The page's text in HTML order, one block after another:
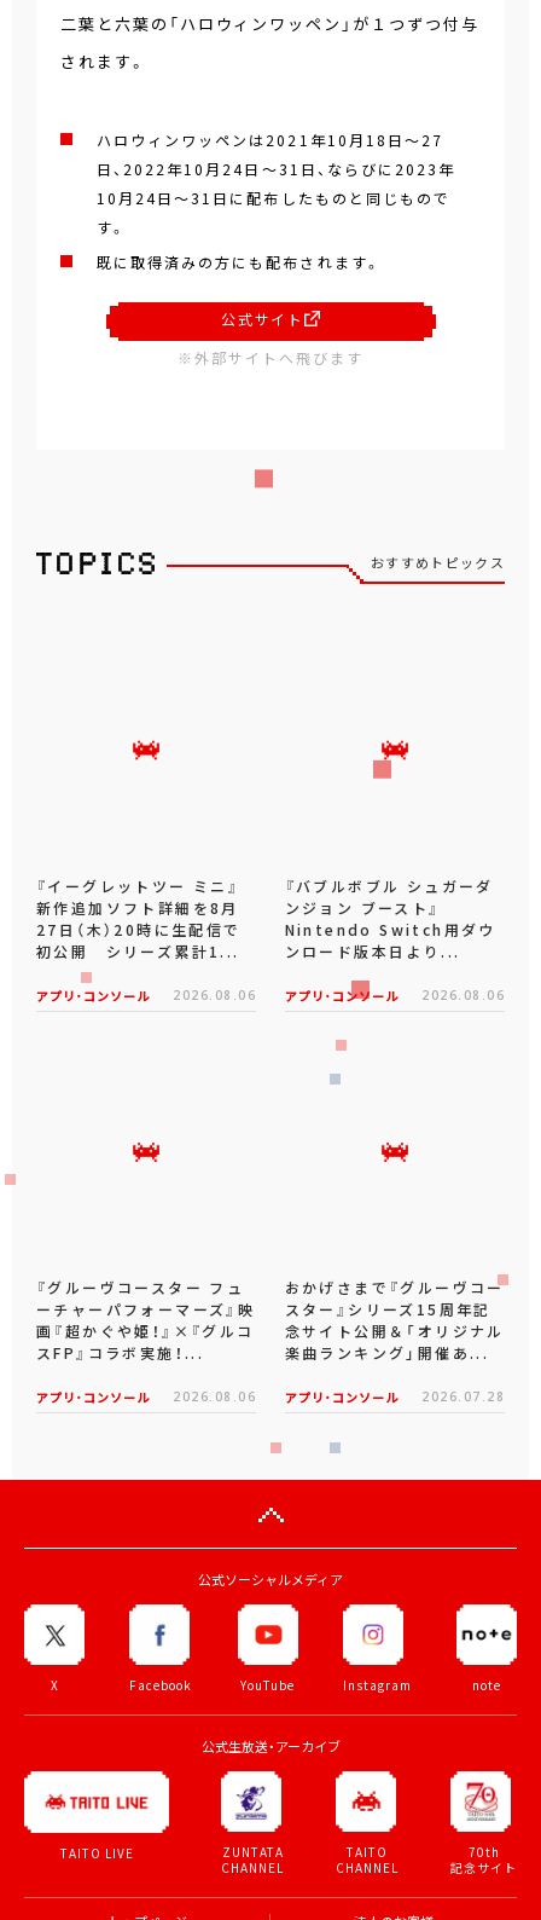
二葉と六葉の「ハロウィンワッペン」が１つずつ付与
されます。
ハロウィンワッペンは2021年10月18日～27
日、2022年10月24日～31日、ならびに2023年
10月24日～31日に配布したものと同じもので
す。
既に取得済みの方にも配布されます。
公式サイト
※外部サイトへ飛びます
おすすめトピックス
『イーグレットツー ミニ』
新作追加ソフト詳細を8月
27日（木）20時に生配信で
初公開 シリーズ累計1...
アプリ･コンソール 2026.08.06
『バブルボブル シュガーダ
ンジョン ブースト』
Nintendo Switch用ダウ
ンロード版本日より...
アプリ･コンソール 2026.08.06
『グルーヴコースター フュ
ーチャーパフォーマーズ』映
画『超かぐや姫！』×『グルコ
スFP』コラボ実施！...
アプリ･コンソール 2026.08.06
おかげさまで『グルーヴコー
スター』シリーズ15周年記
念サイト公開＆「オリジナル
楽曲ランキング」開催あ...
アプリ･コンソール 2026.07.28
公式ソーシャルメディア
X Facebook YouTube Instagram note
公式生放送・アーカイブ
TAITO LIVE
ZUNTATA
CHANNEL
TAITO
CHANNEL
70th
記念サイト